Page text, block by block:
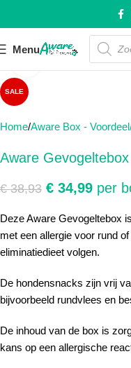
Menu
SALE
Click to enlarge
Home Aware Box -
Aware Gevogeltebox
€38,93 € 34,99 per
Deze Aware Gevogeltebox
met een allergie voor rund
eliminatiedieet volgen.
De hondensnacks zijn vrij
bijvoorbeeld rundvlees en
De inhoud van de box is
kans op een allergische